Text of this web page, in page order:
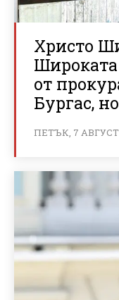
Христо
от
Бургас,
ПЕТЪК, 7 АВГУСТ